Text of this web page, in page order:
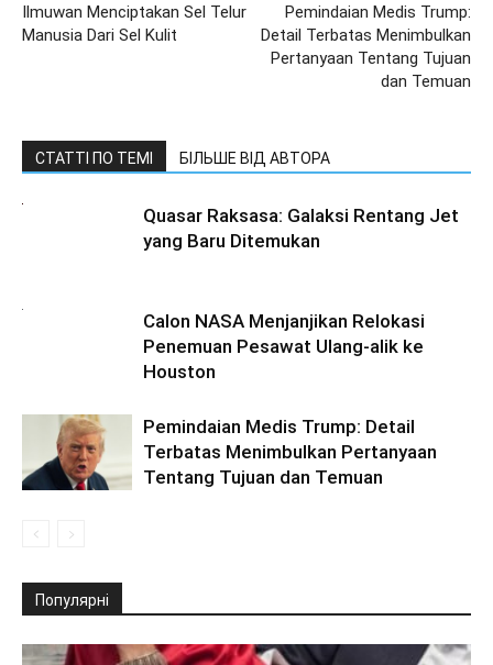
Ilmuwan Menciptakan Sel Telur
Manusia Dari Sel Kulit
Pemindaian Medis Trump:
Detail Terbatas Menimbulkan
Pertanyaan Tentang Tujuan
dan Temuan
СТАТТІ ПО ТЕМІ БІЛЬШЕ ВІД АВТОРА
Quasar Raksasa: Galaksi Rentang Jet
yang Baru Ditemukan
Calon NASA Menjanjikan Relokasi
Penemuan Pesawat Ulang-alik ke
Houston
Pemindaian Medis Trump: Detail
Terbatas Menimbulkan Pertanyaan
Tentang Tujuan dan Temuan
Популярні